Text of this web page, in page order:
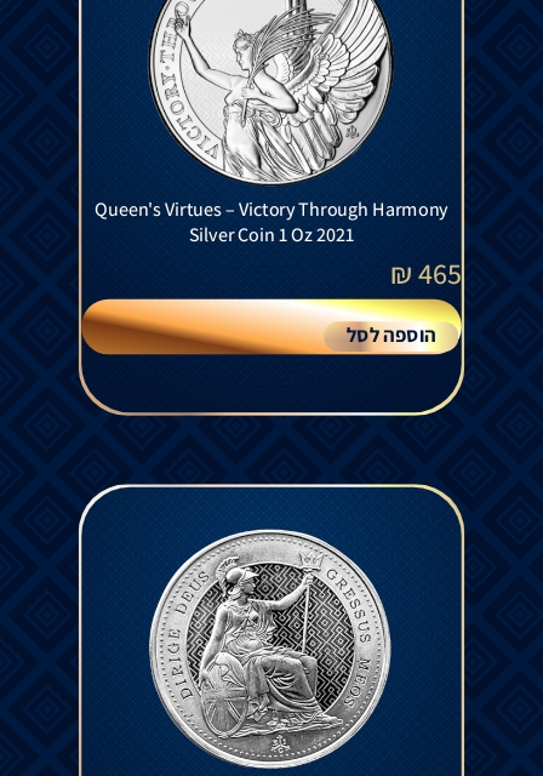
Queen's Virtues – Victory Through Harmony
Silver Coin 1 Oz 2021
465
₪
הוספה לסל